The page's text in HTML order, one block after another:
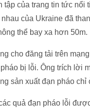
tập của trang tin tức
của Ukraine đã
thể bay xa hơn 50m.
cho đăng tải trên
bị lỗi. Ông trích lời
sản xuất đạn pháo chỉ
quả đạn pháo lỗi